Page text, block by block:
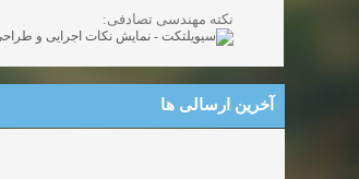
نکته مهندسی تصادفی:
آخرین ارسالی ها